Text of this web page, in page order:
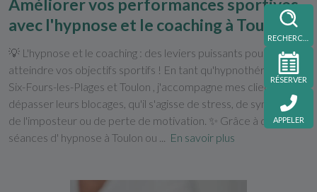
RÉSERVER
APPELER
Améliorer vos performances sportives
avec l'hypnose et le coaching à Toulon
💡 L'hypnose et le coaching : des leviers puissants pour
atteindre vos objectifs sportifs ! En tant qu'hypnothérapeute à
Six-Fours-les-Plages et Toulon , j'accompagne mes clients pour
dépasser leurs blocages, qu'il s'agisse de stress, de syndrome
de l'imposteur ou de perte de motivation. ✨ Grâce à des
séances d' hypnose à Toulon ou ...
En savoir plus